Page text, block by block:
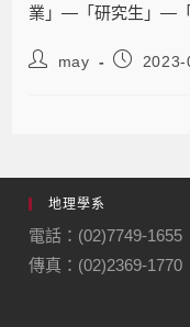
業」—「研究生」—「
may 2023-
地理學系
電話：(02)7749-1655
傳真：(02)2369-1770